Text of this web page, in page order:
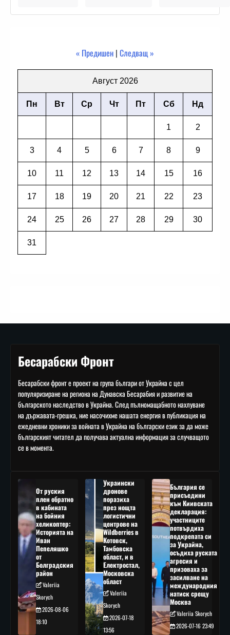
« Предишен | Следващ »
Август 2026
Пн Вт Ср Чт Пт Сб Нд
1 2
3 4 5 6 7 8 9
10 11 12 13 14 15 16
17 18 19 20 21 22 23
24 25 26 27 28 29 30
31
Бесарабски Фронт
Бесарабски фронт е проект на група българи от Украйна с цел
популяризиране на региона на Дунавска Бесарабия и развитие на
българското наследство в Украйна. След пълномащабното нахлуване
на държавата-грешка, ние насочихме нашата енергия в публикация на
ежедневни хроники за войната в Украйна на български език за да може
българският читател да получава актуална информация за случващото
се в момента.
От руския
плен обратно
в кабината
на бойния
хеликоптер:
Историята на
Иван
Пепеляшко
от
Болградския
район
Valeriia
Skorych
2026-08-06
18:10
Украински
дронове
поразиха
през нощта
логистични
центрове на
Wildberries в
Котовск,
Тамбовска
област, и в
Електростал,
Московска
област
Valeriia
Skorych
2026-07-18
13:56
България се
присъедини
към Киивската
декларация:
участниците
потвърдиха
подкрепата си
за Украйна,
осъдиха руската
агресия и
призоваха за
засилване на
международния
натиск срещу
Москва
Valeriia Skorych
2026-07-16 23:49